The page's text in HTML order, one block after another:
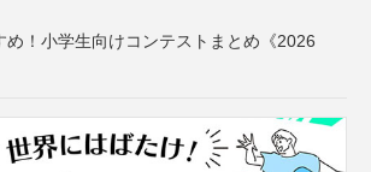
め！小学生向けコンテストまとめ《2026